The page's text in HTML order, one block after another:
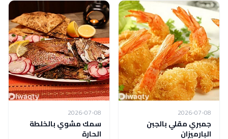
2026-07-08
جمبري مقلي بالجبن
البارميزان
2026-07-08
سمك مشوي بالخلطة
الحارة